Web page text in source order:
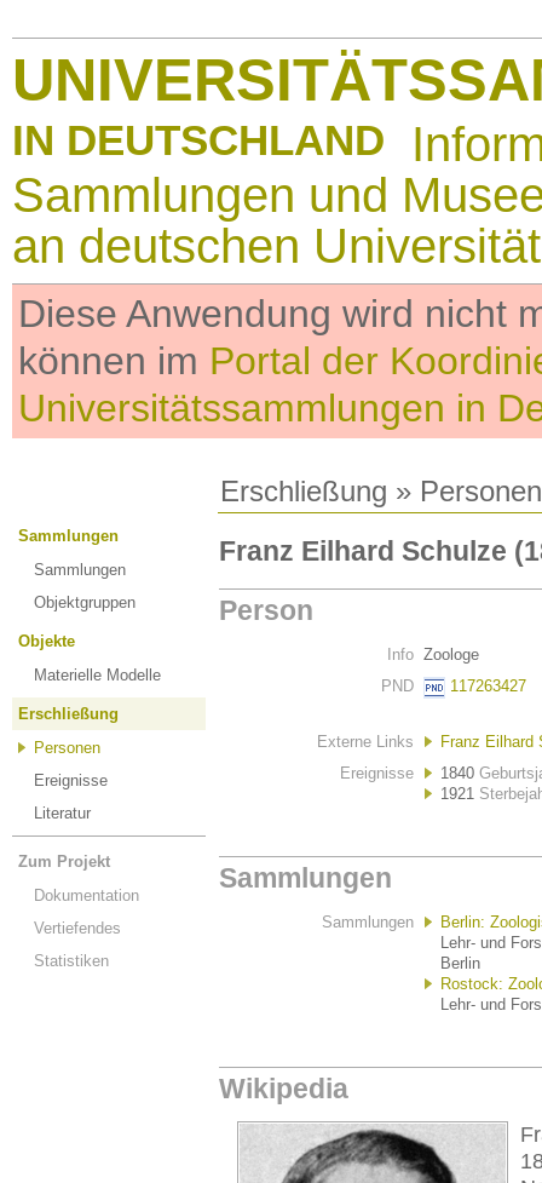
IN DEUTSCHLAND
Sammlungen und
an deutschen
Diese Anwendung wird nicht
können im Portal der
Universitätssammlungen in
Erschließung » Personen
Sammlungen
Sammlungen
Objektgruppen
Objekte
Materielle Modelle
Erschließung
Personen
Ereignisse
Literatur
Zum Projekt
Dokumentation
Vertiefendes
Statistiken
Franz Eilhard Schulze
Person
Info Zoologe
PND
117263427
Externe Links
Franz Eilhard
Ereignisse
1840
1921
Sammlungen
Sammlungen
Berlin:
Lehr- und
Berlin
Rostock:
Lehr- und
Wikipedia